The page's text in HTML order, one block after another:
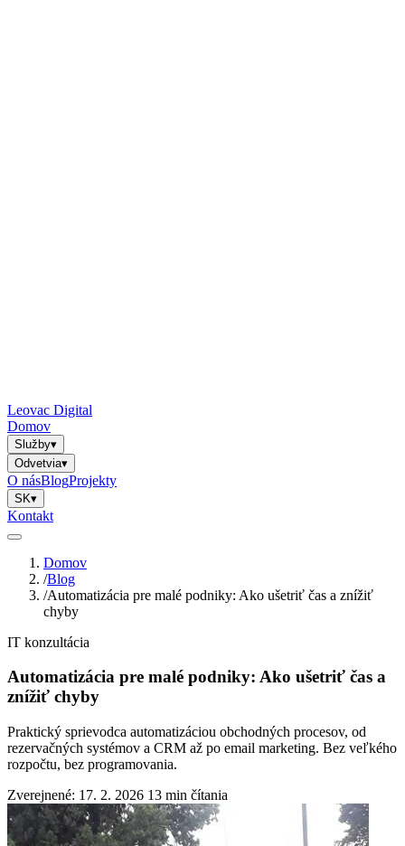
Leovac Digital
Domov
Služby▾
Odvetvia▾
O násBlogProjekty
SK▾
Kontakt
Domov
/Blog
/Automatizácia pre malé podniky: Ako ušetriť čas a znížiť
chyby
IT konzultácia
Automatizácia pre malé podniky: Ako ušetriť čas a
znížiť chyby
Praktický sprievodca automatizáciou obchodných procesov, od
rezervačných systémov a CRM až po email marketing. Bez veľkého
rozpočtu, bez programovania.
Zverejnené: 17. 2. 2026 13 min čítania